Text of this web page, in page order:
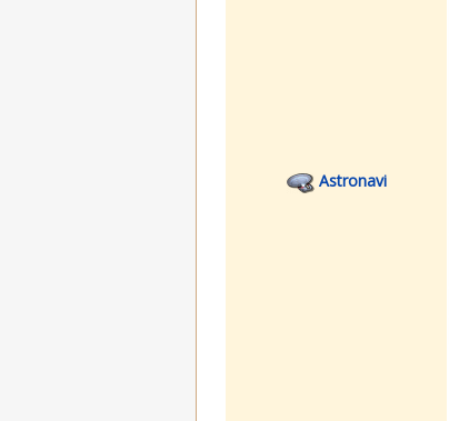
Astronavi